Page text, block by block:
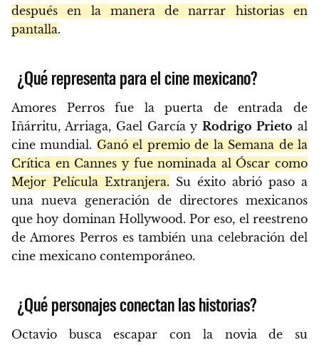
después en la manera de narrar historias en
pantalla.
¿Qué representa para el cine mexicano?
Amores Perros fue la puerta de entrada de
Iñárritu, Arriaga, Gael García yRodrigo Prieto al
cine mundial. Ganó el premio de la Semana de la
Crítica en Cannes y fue nominada al Óscar como
Mejor Película Extranjera. Su éxito abrió paso a
una nueva generación de directores mexicanos
que hoy dominan Hollywood. Por eso, el reestreno
de Amores Perros es también una celebración del
cine mexicano contemporáneo.
¿Qué personajes conectan las historias?
Octavio busca escapar con la novia de su